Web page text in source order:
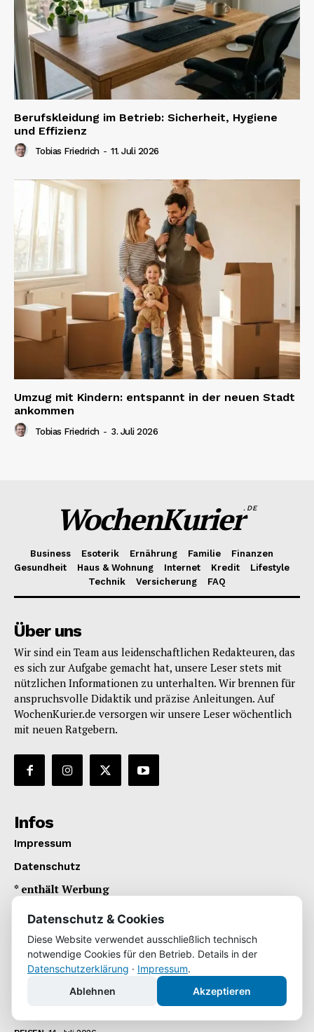
Berufskleidung im Betrieb: Sicherheit, Hygiene
und Effizienz
Tobias Friedrich - 11. Juli 2026
Umzug mit Kindern: entspannt in der neuen Stadt
ankommen
Tobias Friedrich - 3. Juli 2026
WochenKurier.DE
Business Esoterik Ernährung Familie
Finanzen
Gesundheit
Haus & Wohnung Internet Kredit
Lifestyle
Technik
Versicherung FAQ
Über uns
Wir sind ein Team aus leidenschaftlichen Redakteuren, das
es sich zur Aufgabe gemacht hat, unsere Leser stets mit
nützlichen Informationen zu unterhalten. Wir brennen für
anspruchsvolle Didaktik und präzise Anleitungen. Auf
WochenKurier.de versorgen wir unsere Leser wöchentlich
mit neuen Ratgebern.
Infos
Impressum
Datenschutz
* enthält Werbung
Neueste Beiträge
Ein Schuljahr in den USA: Wie der Auslandsaufenthalt
Jugendliche fürs Leben prägt
Grenzenlos mobil: Mit Bus und Bahn von Dortmund
bis nach Istanbul
Datenschutz & Cookies
Diese Website verwendet ausschließlich technisch
notwendige Cookies für den Betrieb. Details in der
Datenschutzerklärung · Impressum.
Ablehnen
Akzeptieren